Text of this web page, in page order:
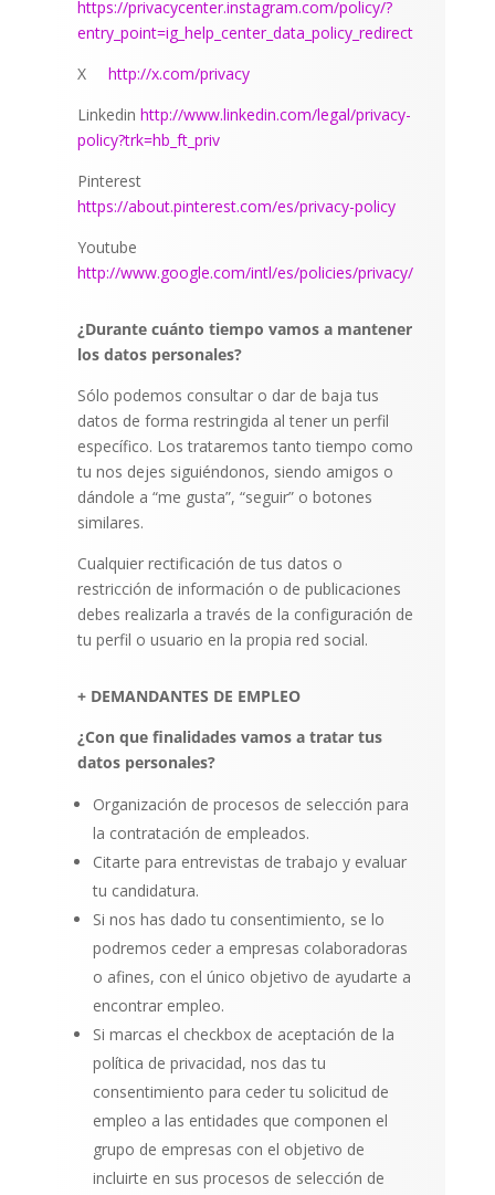
https://privacycenter.instagram.com/policy/?
entry_point=ig_help_center_data_policy_redirect
X
http://x.com/privacy
Linkedin http://www.linkedin.com/legal/privacy-
policy?trk=hb_ft_priv
Pinterest
https://about.pinterest.com/es/privacy-policy
Youtube
http://www.google.com/intl/es/policies/privacy/
¿Durante cuánto tiempo vamos a mantener
los datos personales?
Sólo podemos consultar o dar de baja tus
datos de forma restringida al tener un perfil
específico. Los trataremos tanto tiempo como
tu nos dejes siguiéndonos, siendo amigos o
dándole a “me gusta”, “seguir” o botones
similares.
Cualquier rectificación de tus datos o
restricción de información o de publicaciones
debes realizarla a través de la configuración de
tu perfil o usuario en la propia red social.
+ DEMANDANTES DE EMPLEO
¿Con que finalidades vamos a tratar tus
datos personales?
Organización de procesos de selección para
la contratación de empleados.
Citarte para entrevistas de trabajo y evaluar
tu candidatura.
Si nos has dado tu consentimiento, se lo
podremos ceder a empresas colaboradoras
o afines, con el único objetivo de ayudarte a
encontrar empleo.
Si marcas el checkbox de aceptación de la
política de privacidad, nos das tu
consentimiento para ceder tu solicitud de
empleo a las entidades que componen el
grupo de empresas con el objetivo de
incluirte en sus procesos de selección de